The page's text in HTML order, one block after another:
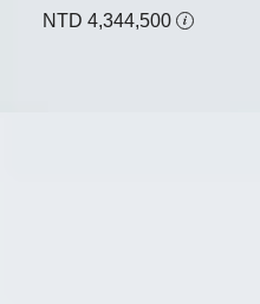
NTD 4,344,500